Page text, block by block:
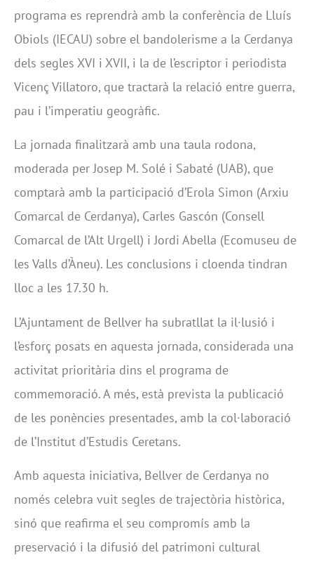
programa es reprendrà amb la conferència de Lluís
Obiols (IECAU) sobre el bandolerisme a la Cerdanya
dels segles XVI i XVII, i la de l’escriptor i periodista
Vicenç Villatoro, que tractarà la relació entre guerra,
pau i l’imperatiu geogràfic.
La jornada finalitzarà amb una taula rodona,
moderada per Josep M. Solé i Sabaté (UAB), que
comptarà amb la participació d’Erola Simon (Arxiu
Comarcal de Cerdanya), Carles Gascón (Consell
Comarcal de l’Alt Urgell) i Jordi Abella (Ecomuseu de
les Valls d’Àneu). Les conclusions i cloenda tindran
lloc a les 17.30 h.
L’Ajuntament de Bellver ha subratllat la il·lusió i
l’esforç posats en aquesta jornada, considerada una
activitat prioritària dins el programa de
commemoració. A més, està prevista la publicació
de les ponències presentades, amb la col·laboració
de l’Institut d’Estudis Ceretans.
Amb aquesta iniciativa, Bellver de Cerdanya no
només celebra vuit segles de trajectòria històrica,
sinó que reafirma el seu compromís amb la
preservació i la difusió del patrimoni cultural